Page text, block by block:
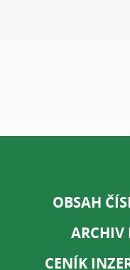
OBSAH
ARCHIV
CENÍK